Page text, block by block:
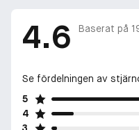
4.6 Baserat på
Se fördelningen av
5
4